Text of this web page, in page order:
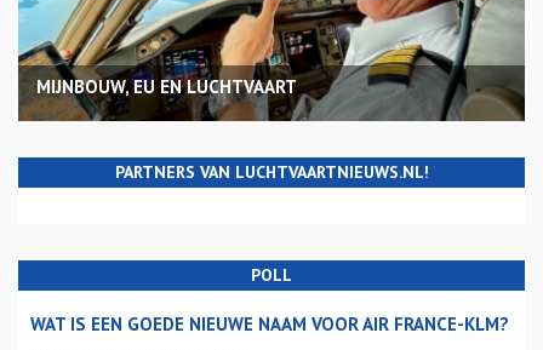
MIJNBOUW, EU EN LUCHTVAART
PARTNERS VAN LUCHTVAARTNIEUWS.NL!
POLL
WAT IS EEN GOEDE NIEUWE NAAM VOOR AIR FRANCE-KLM?